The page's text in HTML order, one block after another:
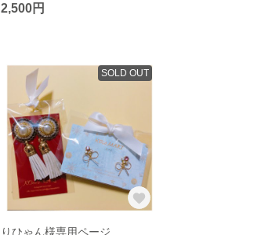
2,500円
SOLD OUT
りひゃん様専用ページ